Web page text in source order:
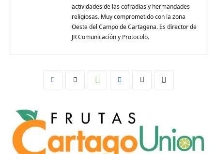
actividades de las cofradías y hermandades
religiosas. Muy comprometido con la zona
Oeste del Campo de Cartagena. Es director de
JR Comunicación y Protocolo.